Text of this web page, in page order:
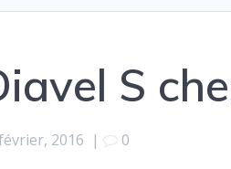
S
2016 | 0